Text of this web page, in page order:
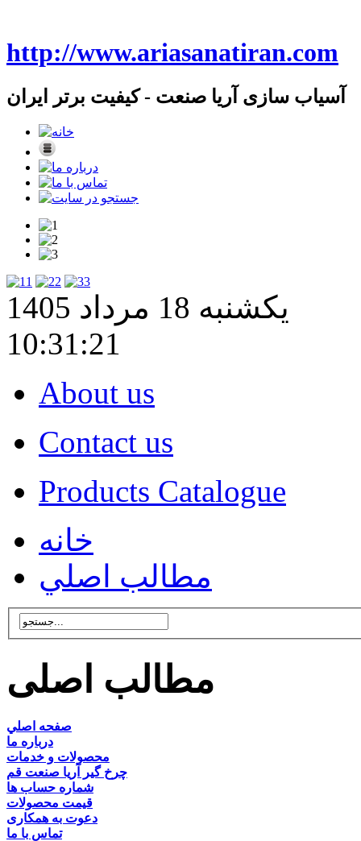
http://www.ariasanatiran.com
آسیاب سازی آریا صنعت - کیفیت برتر ایران
1 2 3
یکشنبه 18 مرداد 1405
10:31:22
About us
Contact us
Products Catalogue
خانه
مطالب اصلي
مطالب اصلی
صفحه اصلي
درباره ما
محصولات و خدمات
چرخ گیر آریا صنعت قم
شماره حساب ها
قیمت محصولات
دعوت به همکاری
تماس با ما